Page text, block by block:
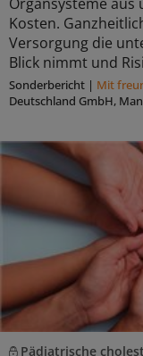
Kosten.
Versorgung die
Blick nimmt und
Sonderbericht | Mit
Deutschland GmbH,
Pädiatrische